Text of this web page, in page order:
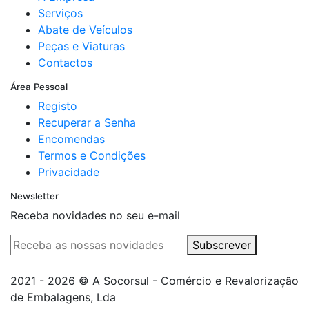
Serviços
Abate de Veículos
Peças e Viaturas
Contactos
Área Pessoal
Registo
Recuperar a Senha
Encomendas
Termos e Condições
Privacidade
Newsletter
Receba novidades no seu e-mail
Subscrever
2021 - 2026 © A Socorsul - Comércio e Revalorização
de Embalagens, Lda